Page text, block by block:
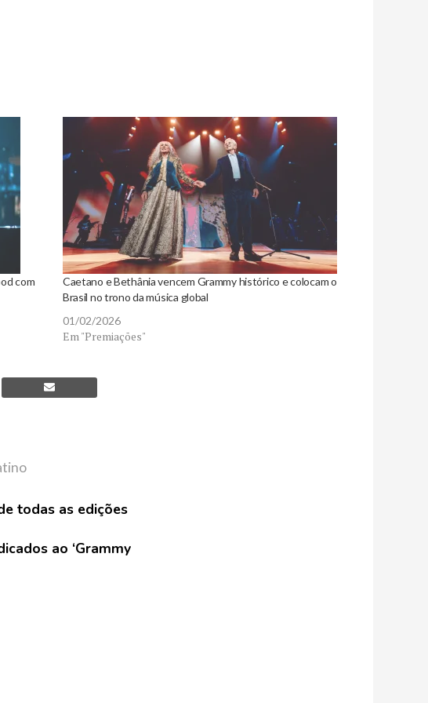
com
Caetano e Bethânia vencem Grammy histórico e colocam o
Brasil no trono da música global
01/02/2026
Em "Premiações"
todas as edições
ao ‘Grammy